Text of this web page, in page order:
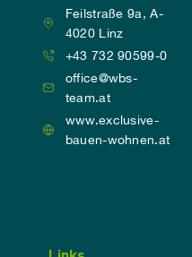
Feilstraße 9a, A-
4020 Linz
+43 732 90599-0
office@wbs-
team.at
www.exclusive-
bauen-wohnen.at